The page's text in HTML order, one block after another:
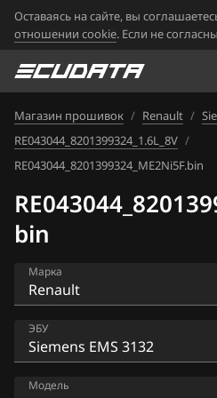
Оставаясь на сайте, вы
отношении cookie. Если не
Магазин прошивок / Renault /
RE043044_8201399324_1.6L_8V /
RE043044_8201399324_ME2Ni5F.bin
bin
Марка
Acura
Alfa Romeo
ЭБУ
Bosch EDC16CP33
Модель